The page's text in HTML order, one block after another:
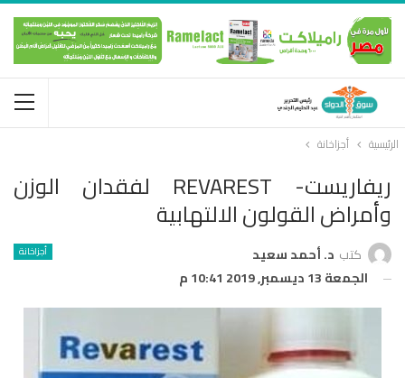
الرئيسية أجزاخانة
ريفاريست- REVAREST لفقدان الوزن
وأمراض القولون الالتهابية
أجزاخانة كتب د. أحمد سعيد
الجمعة 13 ديسمبر, 2019 10:41 م